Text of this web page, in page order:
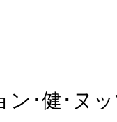
ン･健･ヌ